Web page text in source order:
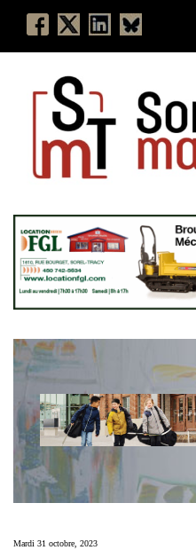
Mardi 31 octobre, 2023